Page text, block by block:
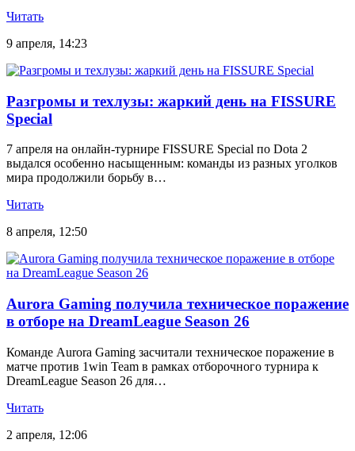
Читать
9 апреля, 14:23
Разгромы и техлузы: жаркий день на FISSURE
Special
7 апреля на онлайн-турнире FISSURE Special по Dota 2
выдался особенно насыщенным: команды из разных уголков
мира продолжили борьбу в…
Читать
8 апреля, 12:50
Aurora Gaming получила техническое поражение
в отборе на DreamLeague Season 26
Команде Aurora Gaming засчитали техническое поражение в
матче против 1win Team в рамках отборочного турнира к
DreamLeague Season 26 для…
Читать
2 апреля, 12:06